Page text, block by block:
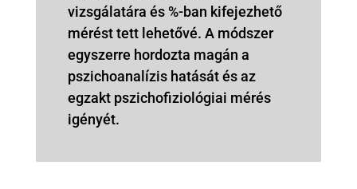
vizsgálatára és %-ban kifejezhető
mérést tett lehetővé. A módszer
egyszerre hordozta magán a
pszichoanalízis hatását és az
egzakt pszichofiziológiai mérés
igényét.